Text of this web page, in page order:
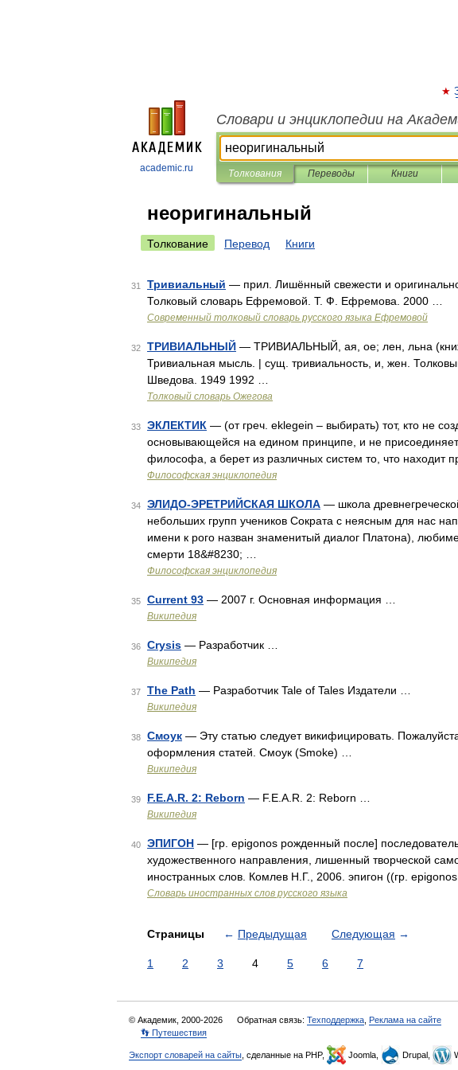
academic.ru
Словари и энциклопедии на
Толкования Переводы Книги
неоригинальный
Толкование Перевод Книги
31 Тривиальный — прил. Лишённый свежести и
Толковый словарь Ефремовой. Т. Ф. Ефремова. 2000 …
Современный толковый словарь русского языка Ефремовой
32 ТРИВИАЛЬНЫЙ — ТРИВИАЛЬНЫЙ, ая, ое; лен, льна
Тривиальная мысль. | сущ. тривиальность, и, жен.
Шведова. 1949 1992 …
Толковый словарь Ожегова
33 ЭКЛЕКТИК — (от греч. eklegein – выбирать) тот, кто не
основывающейся на едином принципе, и не
философа, а берет из различных систем то, что находит
Философская энциклопедия
34 ЭЛИДО-ЭРЕТРИЙСКАЯ ШКОЛА — школа
небольших групп учеников Сократа с неясным для нас
имени к рого назван знаменитый диалог Платона),
смерти 18&#8230; …
Философская энциклопедия
35 Current 93 — 2007 г. Основная информация …
Википедия
36 Crysis — Разработчик …
Википедия
37 The Path — Разработчик Tale of Tales Издатели …
Википедия
38 Смоук — Эту статью следует викифицировать.
оформления статей. Смоук (Smoke) …
Википедия
39 F.E.A.R. 2: Reborn — F.E.A.R. 2: Reborn …
Википедия
40 ЭПИГОН — [гр. epigonos рожденный после] последователь
художественного направления, лишенный творческой
иностранных слов. Комлев Н.Г., 2006. эпигон ((гр.
Словарь иностранных слов русского языка
Страницы ← Предыдущая Следующая →
1 2 3 4 5 6 7
© Академик, 2000-2026 Обратная связь: Техподдержка Реклама на сайте
👣 Путешествия
Экспорт словарей на сайты , сделанные на PHP, Joomla, Drupal,